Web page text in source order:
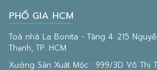
PHỐ GIA HCM
Toà nhà La Bonita - Tầng 4: 215
Thạnh, TP. HCM
Xưởng Sản Xuất Mộc : 999/3D Võ Thị